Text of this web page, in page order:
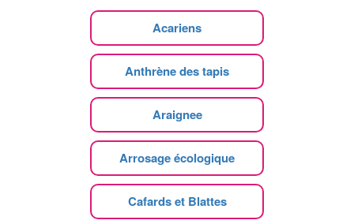
Acariens
Anthrène des tapis
Araignee
Arrosage écologique
Cafards et Blattes